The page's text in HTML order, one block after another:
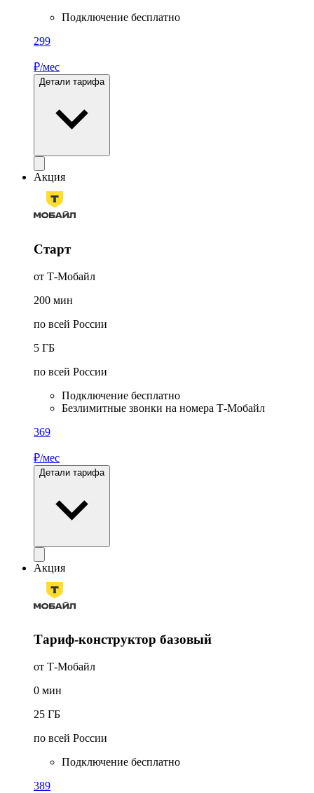
Подключение бесплатно
299
₽/мес
Детали тарифа
Акция
Старт
от Т-Мобайл
200 мин
по всей России
5 ГБ
по всей России
Подключение бесплатно
Безлимитные звонки на номера Т-Мобайл
369
₽/мес
Детали тарифа
Акция
Тариф-конструктор базовый
от Т-Мобайл
0 мин
25 ГБ
по всей России
Подключение бесплатно
389